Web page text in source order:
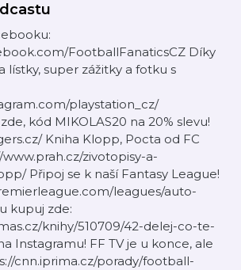
FootballFanaticsCZ Díky
lístky, super zážitky a fotku s
playstation_cz/
kód MIKOLAS20 na 20% slevu!
Kniha Klopp, Pocta od FC
zivotopisy-a-
Připoj se k naší Fantasy League!
leagues/auto-
kupuj zde:
knihy/510709/42-delej-co-te-
Instagramu! FF TV je u konce, ale
cnn.iprima.cz/porady/football-